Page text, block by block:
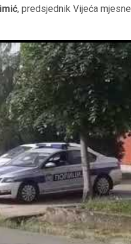
, predsjednik Vijeća mjesne